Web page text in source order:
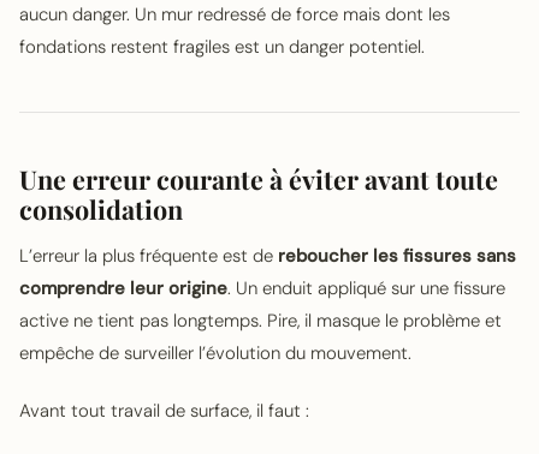
aucun danger. Un mur redressé de force mais dont les
fondations restent fragiles est un danger potentiel.
Une erreur courante à éviter avant toute
consolidation
L’erreur la plus fréquente est de reboucher les fissures sans
comprendre leur origine. Un enduit appliqué sur une fissure
active ne tient pas longtemps. Pire, il masque le problème et
empêche de surveiller l’évolution du mouvement.
Avant tout travail de surface, il faut :